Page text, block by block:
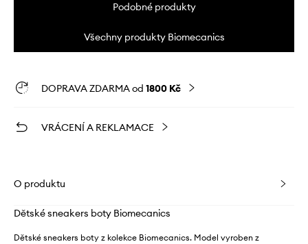
Podobné produkty
Všechny produkty Biomecanics
DOPRAVA ZDARMA od 1800 Kč
VRÁCENÍ A REKLAMACE
O produktu
Dětské sneakers boty Biomecanics
Dětské sneakers boty z kolekce Biomecanics. Model vyroben z